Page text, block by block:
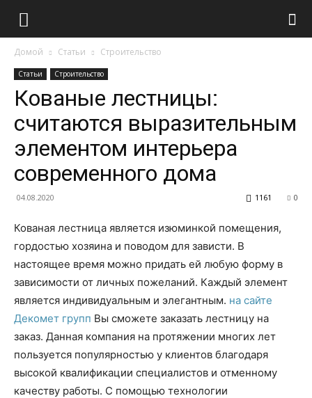
Домой Статьи Строительство
Статьи Строительство
Кованые лестницы:
считаются выразительным
элементом интерьера
современного дома
04.08.2020 0
1161
Кованая лестница является изюминкой помещения,
гордостью хозяина и поводом для зависти. В
настоящее время можно придать ей любую форму в
зависимости от личных пожеланий. Каждый элемент
является индивидуальным и элегантным. на сайте
Декомет групп Вы сможете заказать лестницу на
заказ. Данная компания на протяжении многих лет
пользуется популярностью у клиентов благодаря
высокой квалификации специалистов и отменному
качеству работы. С помощью технологии